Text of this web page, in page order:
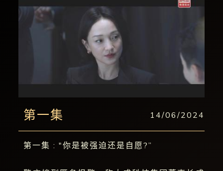
第一集 14/06/2024
第一集 : "你是被强迫还是自愿?”